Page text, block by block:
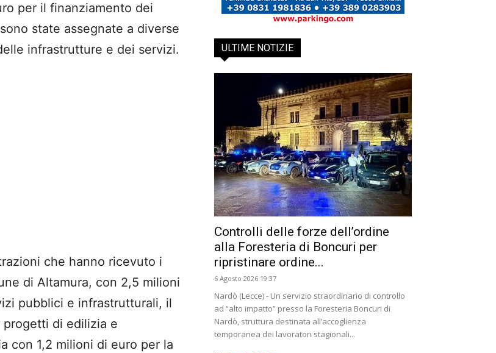
per il finanziamento dei
state assegnate a diverse
infrastrutture e dei servizi.
che hanno ricevuto i
di Altamura, con 2,5 milioni
pubblici e infrastrutturali, il
progetti di edilizia e
con 1,2 milioni di euro per la
ULTIME NOTIZIE
Controlli delle forze dell’ordine
alla Foresteria di Boncuri per
ripristinare ordine...
6 Agosto 2026 19:37
Nardò (Lecce) - Un servizio straordinario di controllo
ad “alto impatto” presso la Foresteria Boncuri di
Nardò, struttura destinata all’accoglienza
temporanea dei lavoratori stagionali...